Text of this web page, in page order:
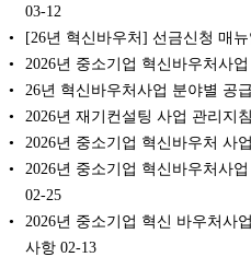
03-12
[26년 혁신바우처] 선금신청 매
2026년 중소기업 혁신바우처사
26년 혁신바우처사업 분야별 공
2026년 재기컨설팅 사업 관리지
2026년 중소기업 혁신바우처 사
2026년 중소기업 혁신바우처사
02-25
2026년 중소기업 혁신 바우처사
사항 02-13